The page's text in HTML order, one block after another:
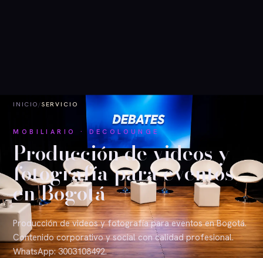
INICIO/SERVICIO
MOBILIARIO · DECOLOUNGE
Producción de videos y
fotografía para eventos
en Bogotá
Producción de videos y fotografía para eventos en Bogotá.
Contenido corporativo y social con calidad profesional.
WhatsApp: 3003108492.